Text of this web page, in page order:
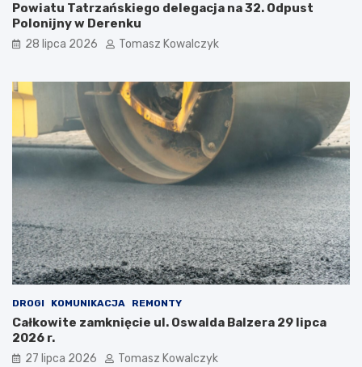
Powiatu Tatrzańskiego delegacja na 32. Odpust
Polonijny w Derenku
28 lipca 2026 Tomasz Kowalczyk
DROGI KOMUNIKACJA REMONTY
Całkowite zamknięcie ul. Oswalda Balzera 29 lipca
2026 r.
27 lipca 2026 Tomasz Kowalczyk